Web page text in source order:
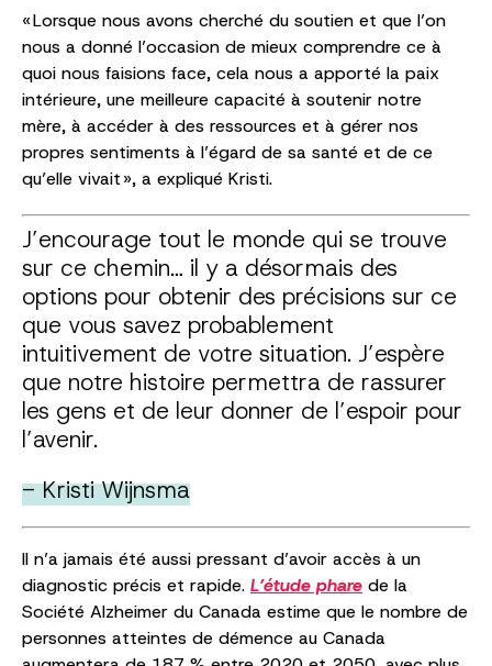
« Lorsque nous avons cherché du soutien et que l’on
nous a donné l’occasion de mieux comprendre ce à
quoi nous faisions face, cela nous a apporté la paix
intérieure, une meilleure capacité à soutenir notre
mère, à accéder à des ressources et à gérer nos
propres sentiments à l’égard de sa santé et de ce
qu’elle vivait », a expliqué Kristi.
J’encourage tout le monde qui se trouve
sur ce chemin… il y a désormais des
options pour obtenir des précisions sur ce
que vous savez probablement
intuitivement de votre situation. J’espère
que notre histoire permettra de rassurer
les gens et de leur donner de l’espoir pour
l’avenir.
- Kristi Wijnsma
Il n’a jamais été aussi pressant d’avoir accès à un
diagnostic précis et rapide. L’étude phare de la
Société Alzheimer du Canada estime que le nombre de
personnes atteintes de démence au Canada